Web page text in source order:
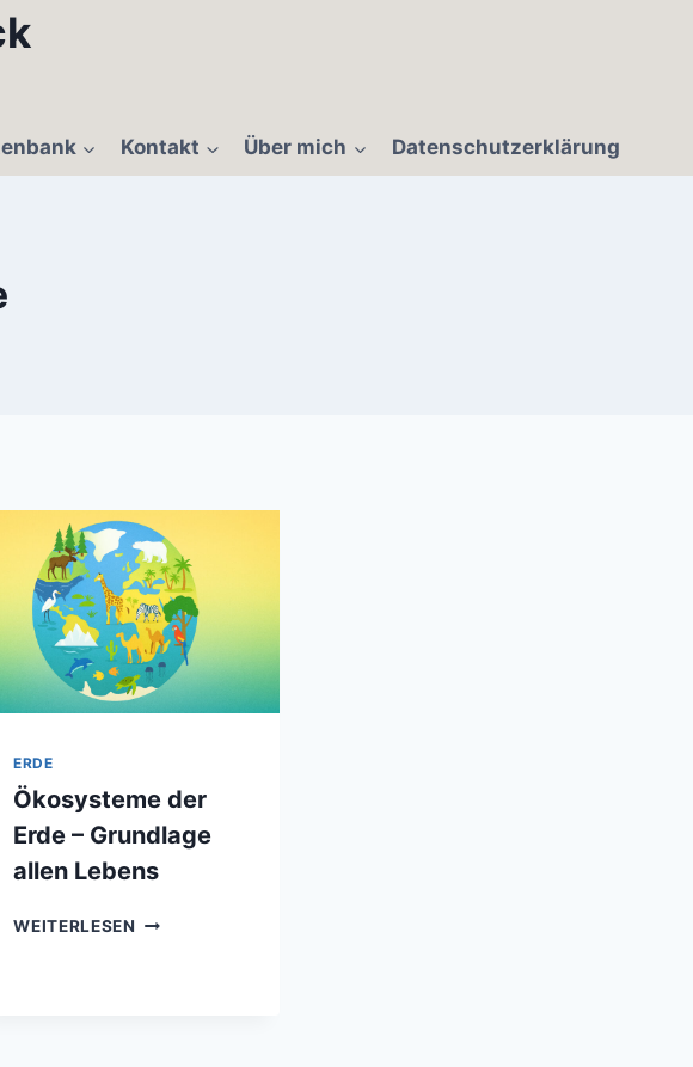
Kontakt Über mich Datenschutzerklärung
ERDE
Ökosysteme der
Erde – Grundlage
allen Lebens
WEITERLESEN ÖKOSYSTEME